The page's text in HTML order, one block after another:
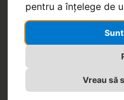
pentru a înțelege de
Vreau să
Geantă de